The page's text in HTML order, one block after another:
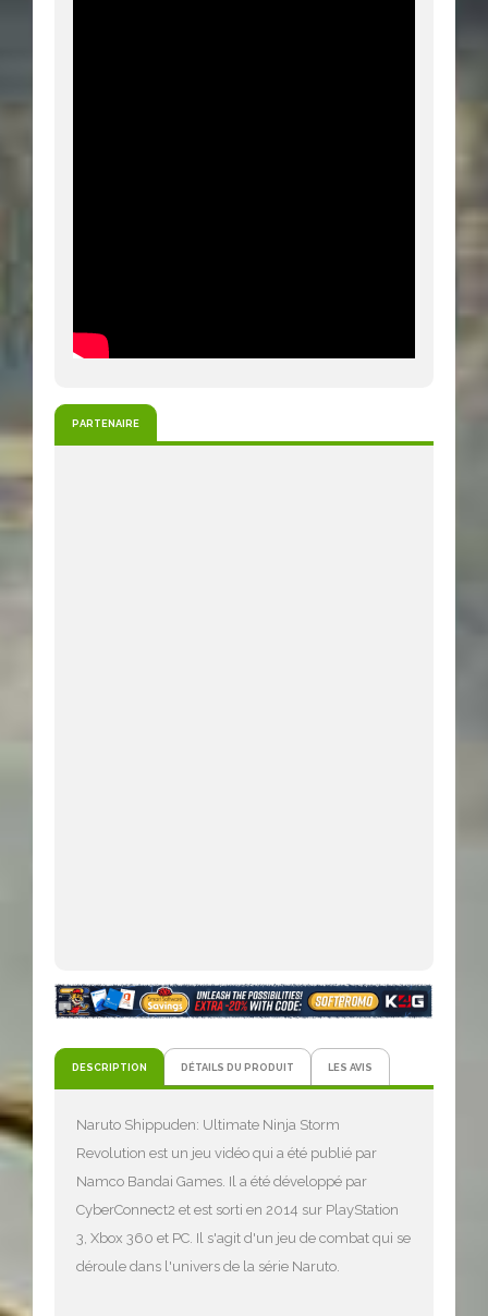
PARTENAIRE
DESCRIPTION DÉTAILS DU PRODUIT LES AVIS
Naruto Shippuden: Ultimate Ninja Storm
Revolution est un jeu vidéo qui a été publié par
Namco Bandai Games. Il a été développé par
CyberConnect2 et est sorti en 2014 sur PlayStation
3, Xbox 360 et PC. Il s'agit d'un jeu de combat qui se
déroule dans l'univers de la série Naruto.